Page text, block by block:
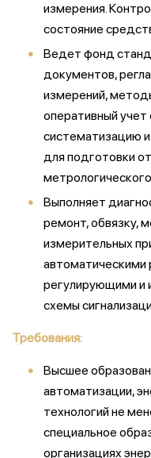
измерения.
состояние
Ведет фонд
документов,
измерений,
оперативный
систематизацию
для подготовки
Выполняет
ремонт, обвязку,
измерительных
автоматическими
регулирующими и
схемы
Требования:
Высшее
автоматизации,
технологий не
специальное
организациях